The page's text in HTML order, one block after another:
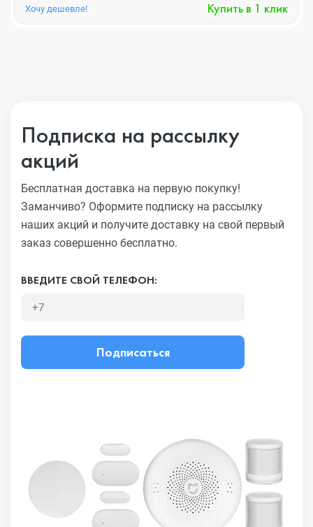
Хочу дешевле! Купить в 1 клик
Подписка на рассылку
акций
Бесплатная доставка на первую покупку!
Заманчиво? Оформите подписку на рассылку
наших акций и получите доставку на свой первый
заказ совершенно бесплатно.
ВВЕДИТЕ СВОЙ ТЕЛЕФОН:
Подписаться